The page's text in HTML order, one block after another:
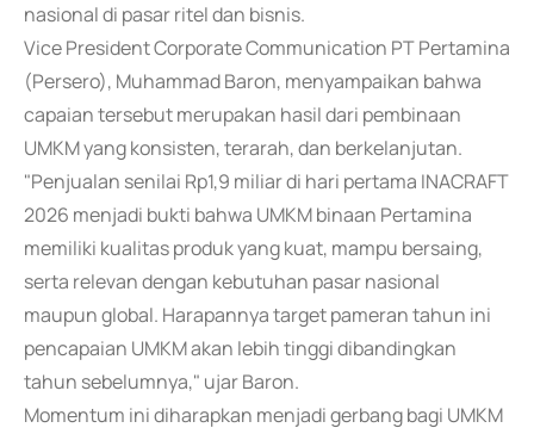
nasional di pasar ritel dan bisnis.
Vice President Corporate Communication PT Pertamina
(Persero), Muhammad Baron, menyampaikan bahwa
capaian tersebut merupakan hasil dari pembinaan
UMKM yang konsisten, terarah, dan berkelanjutan.
"Penjualan senilai Rp1,9 miliar di hari pertama INACRAFT
2026 menjadi bukti bahwa UMKM binaan Pertamina
memiliki kualitas produk yang kuat, mampu bersaing,
serta relevan dengan kebutuhan pasar nasional
maupun global. Harapannya target pameran tahun ini
pencapaian UMKM akan lebih tinggi dibandingkan
tahun sebelumnya," ujar Baron.
Momentum ini diharapkan menjadi gerbang bagi UMKM